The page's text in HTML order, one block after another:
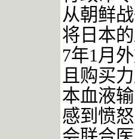
从朝鲜
将日本
7年1月
且购买
本血液
感到愤